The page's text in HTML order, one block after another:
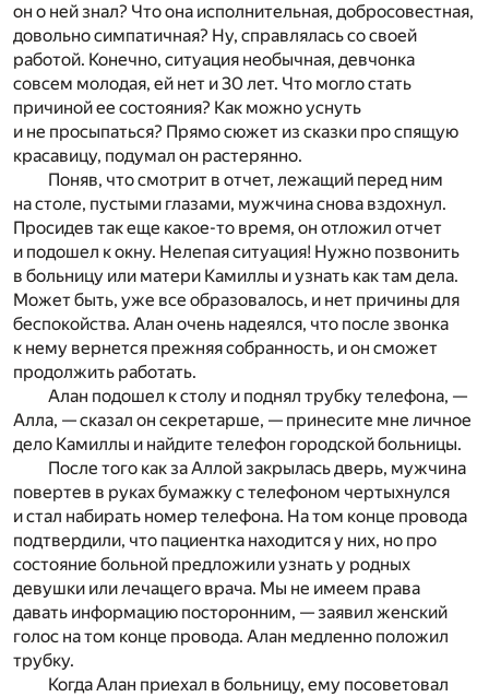
он о ней знал? Что она исполнительная, добросовестная,
довольно симпатичная? Ну, справлялась со своей
работой. Конечно, ситуация необычная, девчонка
совсем молодая, ей нет и 30 лет. Что могло стать
причиной ее состояния? Как можно уснуть
и не просыпаться? Прямо сюжет из сказки про спящую
красавицу, подумал он растерянно.
Поняв, что смотрит в отчет, лежащий перед ним
на столе, пустыми глазами, мужчина снова вздохнул.
Просидев так еще какое-то время, он отложил отчет
и подошел к окну. Нелепая ситуация! Нужно позвонить
в больницу или матери Камиллы и узнать как там дела.
Может быть, уже все образовалось, и нет причины для
беспокойства. Алан очень надеялся, что после звонка
к нему вернется прежняя собранность, и он сможет
продолжить работать.
Алан подошел к столу и поднял трубку телефона, —
Алла, — сказал он секретарше, — принесите мне личное
дело Камиллы и найдите телефон городской больницы.
После того как за Аллой закрылась дверь, мужчина
повертев в руках бумажку с телефоном чертыхнулся
и стал набирать номер телефона. На том конце провода
подтвердили, что пациентка находится у них, но про
состояние больной предложили узнать у родных
девушки или лечащего врача. Мы не имеем права
давать информацию посторонним, — заявил женский
голос на том конце провода. Алан медленно положил
трубку.
Когда Алан приехал в больницу, ему посоветовал